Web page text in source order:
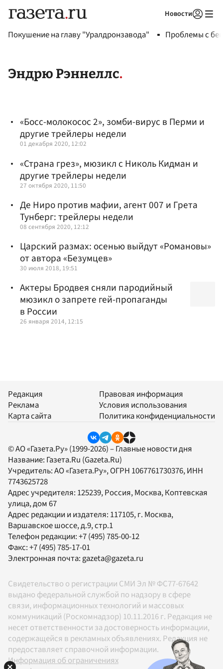
Новости
Покушение на главу "Уралдронзавода" Проблемы с
Эндрю Рэннеллс
«Босс-молокосос 2», зомби-вирус в Перми и
другие трейлеры недели
01 декабря 2020, 12:02
«Страна грез», мюзикл с Николь Кидман и
другие трейлеры недели
27 октября 2020, 11:50
Де Ниро против мафии, агент 007 и Грета
Тунберг: трейлеры недели
08 сентября 2020, 12:12
Царский размах: осенью выйдут «Романовы»
от автора «Безумцев»
30 июля 2018, 19:51
Актеры Бродвея сняли пародийный
мюзикл о запрете гей-пропаганды
в России
26 января 2014, 12:15
Редакция
Реклама
Карта сайта
Правовая информация
Условия использования
Политика конфиденциальности
© АО «Газета.Ру» (1999-2026) – Главные новости дня
Название: Газета.Ru (Gazeta.Ru)
Учредитель:АО «Газета.Ру», ОГРН 1067761730376, ИНН
7743625728
Адрес учредителя: 125239, Россия, Москва, Коптевская
улица, дом 67
Адрес редакции и издателя: 117105, г. Москва,
Варшавское шоссе, д.9, стр.1
Телефон редакции:+7 (495) 785-00-12
Факс:+7 (495) 785-17-01
Электронная почта:gazeta@gazeta.ru
Свидетельство о регистрации СМИ Эл № ФС77-67642
выдано федеральной службой по надзору в сфере
связи, информационных технологий и массовых
коммуникаций (Роскомнадзор) 10.11.2016 г. Редакция не
несет ответственности за достоверность информации,
содержащейся в рекламных объявлениях. Редакция не
предоставляет справочной информации.
Информация об ограничениях